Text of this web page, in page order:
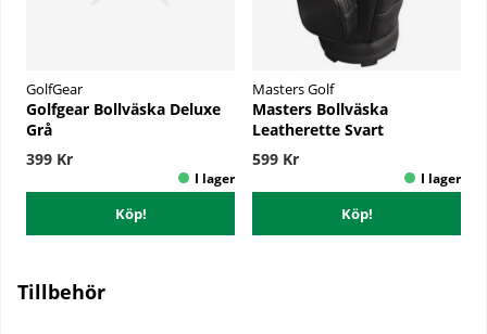
GolfGear
Golfgear Bollväska Deluxe
Grå
399 Kr
Köp!
Masters Golf
Masters Bollväska
Leatherette Svart
599 Kr
Köp!
Tillbehör